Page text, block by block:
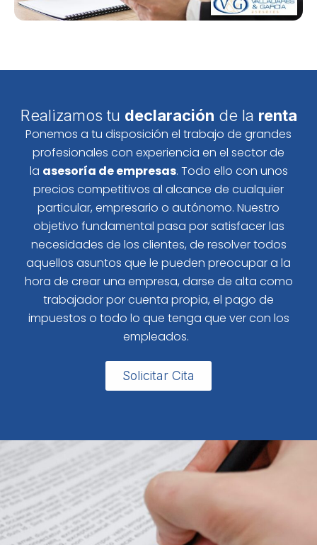
Realizamos tu declaración de la renta
Ponemos a tu disposición el trabajo de grandes
profesionales con experiencia en el sector de
la asesoría de empresas. Todo ello con unos
precios competitivos al alcance de cualquier
particular, empresario o autónomo. Nuestro
objetivo fundamental pasa por satisfacer las
necesidades de los clientes, de resolver todos
aquellos asuntos que le pueden preocupar a la
hora de crear una empresa, darse de alta como
trabajador por cuenta propia, el pago de
impuestos o todo lo que tenga que ver con los
empleados.
Solicitar Cita